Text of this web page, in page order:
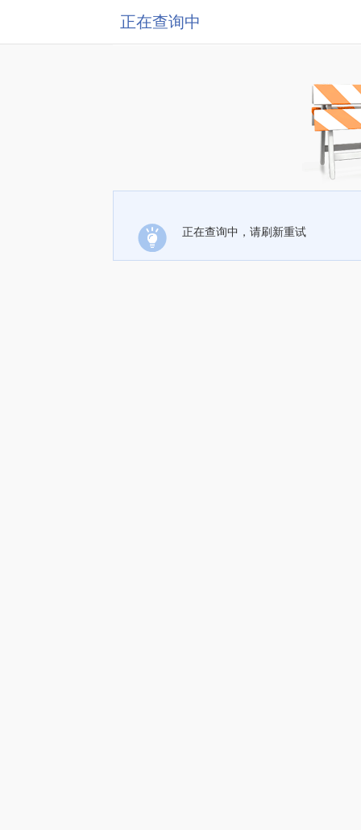
正在查询中
正在查询中，请刷新重试